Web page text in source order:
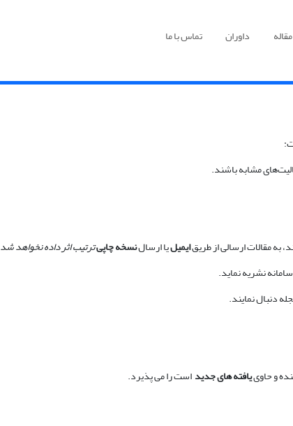
داوران تماس با ما
مشابه باشند.
به مقالات ارسالی از طریقایمیلیا ارسالنسخه چاپیترتیب اثر داده نخواهد شد
نشریه نماید.
دنبال نمایند.
و حاوییافته های جدیداست را می پذیرد.